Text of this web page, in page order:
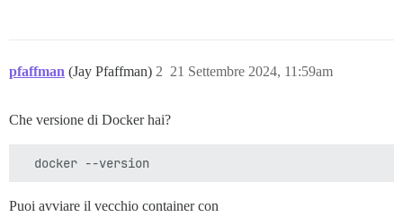
exec failed with the params {"cd"=>"$home",
./discourse-doctor may help diagnose the problem.
pfaffman (Jay Pfaffman) 21 Settembre 2024, 11:59am
2
Che versione di Docker hai?
Puoi avviare il vecchio container con